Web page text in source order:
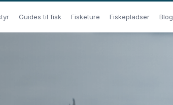
Guides til fisk Fisketure Fiskepladser Blog